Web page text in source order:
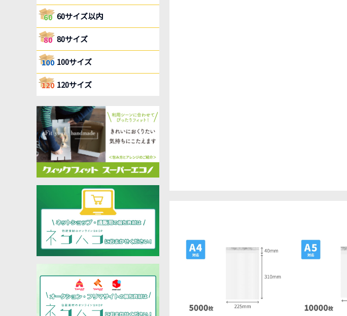
60サイズ以内
80サイズ
100サイズ
120サイズ